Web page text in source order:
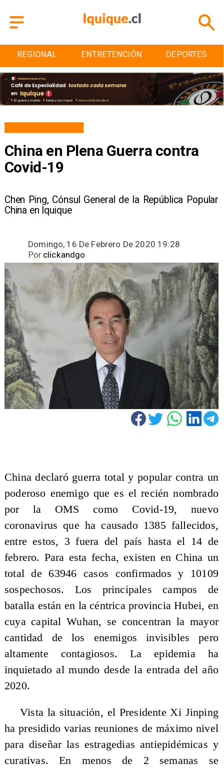
ENTRETENCIÓN DEPORTES CULTURA
China en Plena Guerra contra
Covid-19
Chen Ping, Cónsul General de la República Popular
China en Iquique
Domingo, 16 De Febrero De 2020 19:28
clickandgo
Por
China declaró guerra total y popular contra un
poderoso enemigo que es el recién nombrado
por la OMS como Covid-19, nuevo
coronavirus que ha causado 1385 fallecidos,
entre estos, 3 fuera del país hasta el 14 de
febrero. Para esta fecha, existen en China un
total de 63946 casos confirmados y 10109
sospechosos. Los principales campos de
batalla están en la céntrica provincia Hubei, en
cuya capital Wuhan, se concentran la mayor
cantidad de los enemigos invisibles pero
altamente contagiosos. La epidemia ha
inquietado al mundo desde la entrada del año
2020.
Vista la situación, el Presidente Xi Jinping
ha presidido varias reuniones de máximo nivel
para diseñar las estragedias antiepidémicas y
curativas. En menos de 2 semanas se